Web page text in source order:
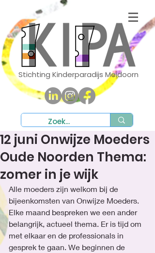
Stichting Kinderparadijs Meidoorn
12 juni Onwijze Moeders
Oude Noorden Thema:
zomer in je wijk
Alle moeders zijn welkom bij de
bijeenkomsten van Onwijze Moeders.
Elke maand bespreken we een ander
belangrijk, actueel thema. Er is tijd om
met elkaar en de professionals in
gesprek te gaan. We beginnen de